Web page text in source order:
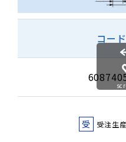
コー
受 受注生産